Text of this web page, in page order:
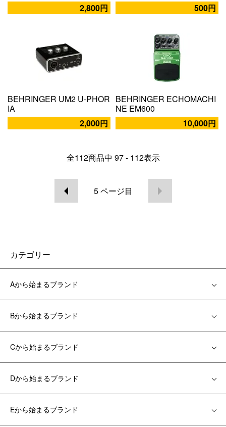
2,800円
500円
BEHRINGER UM2 U-PHOR
IA
2,000円
BEHRINGER ECHOMACHI
NE EM600
10,000円
全112商品中 97 - 112表示
5ページ目
カテゴリー
Aから始まるブランド
Bから始まるブランド
Cから始まるブランド
Dから始まるブランド
Eから始まるブランド